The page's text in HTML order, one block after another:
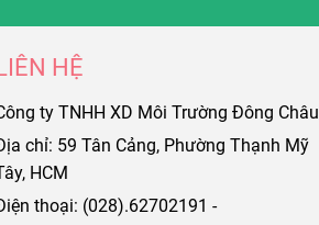
HỆ
ty TNHH XD Môi Trường Đông Châu
chỉ: 59 Tân Cảng, Phường Thạnh Mỹ
HCM
thoại: (028).62702191 -